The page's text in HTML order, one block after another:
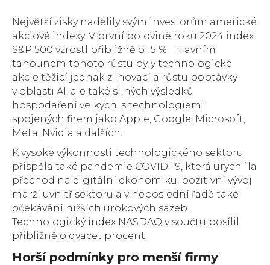
Největší zisky nadělily svým investorům americké
akciové indexy. V první polovině roku 2024 index
S&P 500 vzrostl přibližně o 15 %. Hlavním
tahounem tohoto růstu byly technologické
akcie těžící jednak z inovací a růstu poptávky
v oblasti AI, ale také silných výsledků
hospodaření velkých, s technologiemi
spojených firem jako Apple, Google, Microsoft,
Meta, Nvidia a dalších.
K vysoké výkonnosti technologického sektoru
přispěla také pandemie COVID-19, která urychlila
přechod na digitální ekonomiku, pozitivní vývoj
marží uvnitř sektoru a v neposlední řadě také
očekávání nižších úrokových sazeb.
Technologický index NASDAQ v součtu posílil
přibližně o dvacet procent.
Horší podmínky pro menší firmy